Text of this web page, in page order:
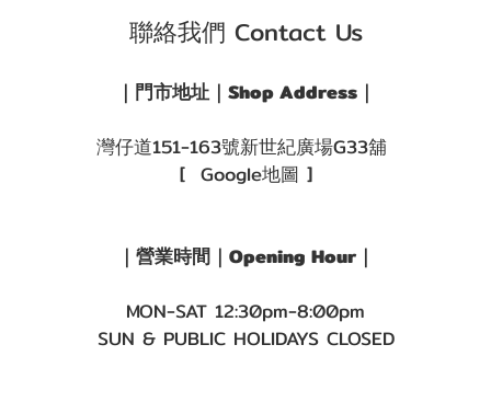
聯絡我們 Contact Us
｜門市地址｜Shop Address｜
灣仔道151-163號新世紀廣場G33舖
[ Google地圖 ]
｜營業時間｜Opening Hour｜
MON-SAT 12:30pm-8:00pm
SUN & PUBLIC HOLIDAYS CLOSED